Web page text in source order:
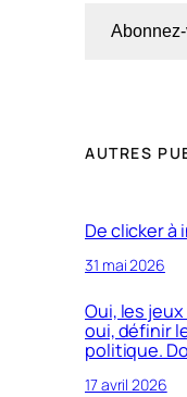
AUTRES
De clicker à
31 mai 2026
Oui, les
oui, définir
politique.
17 avril 2026